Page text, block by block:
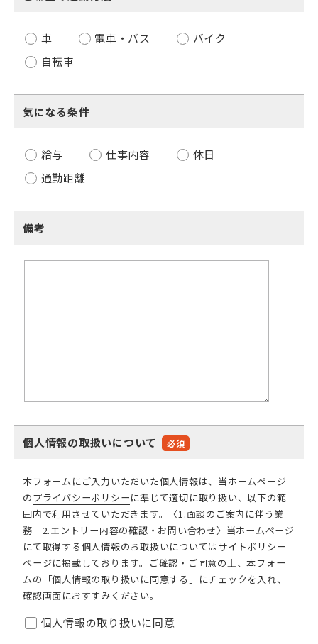
車 電車・バス
バイク
自転車
気になる条件
給与 仕事内容
休日
通勤距離
備考
個人情報の取扱いについて 必須
本フォームにご入力いただいた個人情報は、当ホームページ
のプライバシーポリシーに準じて適切に取り扱い、以下の範
囲内で利用させていただきます。〈1.面談のご案内に伴う業
務 2.エントリー内容の確認・お問い合わせ〉当ホームページ
にて取得する個人情報のお取扱いについてはサイトポリシー
ページに掲載しております。ご確認・ご同意の上、本フォー
ムの「個人情報の取り扱いに同意する」にチェックを入れ、
確認画面におすすみください。
個人情報の取り扱いに同意